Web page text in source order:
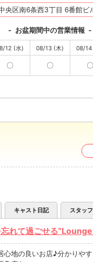
央区南6条西3丁目 6番館ビ
- お盆期間中の営業情報 -
12 (水)
〇
08/13 (木)
〇
08/14
〇
キャスト日記 スタッ
れて過ごせる”Lounge
心地の良いお店♪分かりや